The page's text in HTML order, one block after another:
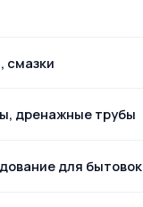
смазки
дренажные трубы
для бытовок